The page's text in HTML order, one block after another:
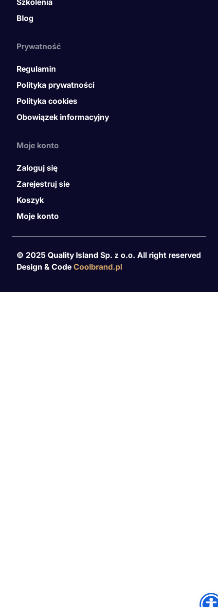
Blog
Prywatność
Regulamin
Polityka prywatności
Polityka cookies
Obowiązek informacyjny
Moje konto
Zaloguj się
Zarejestruj sie
Koszyk
Moje konto
© 2025 Quality Island Sp. z o.o. All right reserved
Design & Code Coolbrand.pl